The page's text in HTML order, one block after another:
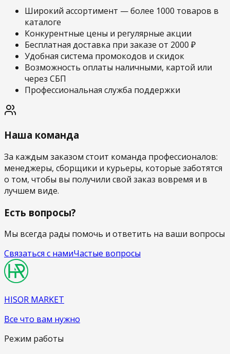
Широкий ассортимент — более 1000 товаров в
каталоге
Конкурентные цены и регулярные акции
Бесплатная доставка при заказе от 2000 ₽
Удобная система промокодов и скидок
Возможность оплаты наличными, картой или
через СБП
Профессиональная служба поддержки
Наша команда
За каждым заказом стоит команда профессионалов:
менеджеры, сборщики и курьеры, которые заботятся
о том, чтобы вы получили свой заказ вовремя и в
лучшем виде.
Есть вопросы?
Мы всегда рады помочь и ответить на ваши вопросы
Связаться с намиЧастые вопросы
HISOR MARKET
Все что вам нужно
Режим работы